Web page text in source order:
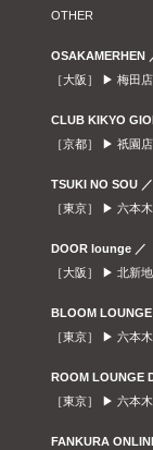
OTHER
OSAKAMERHEN
［大阪］ ▶ 梅田店
CLUB KIKYO
［京都］ ▶ 祇園店
TSUKI NO SOU
［東京］ ▶ 六本
DOOR lounge ／
［大阪］ ▶ 北新
BLOOM
［東京］ ▶ 六本
ROOM LOUNGE
［東京］ ▶ 六本
FANKURA